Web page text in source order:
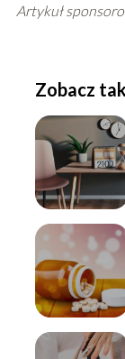
Artykuł
Zobacz